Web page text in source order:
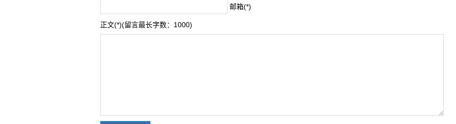
邮箱(*)
正文(*)(留言最长字数：1000)